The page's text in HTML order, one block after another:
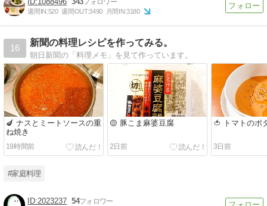
週間IN:520 週間OUT:3490 月間IN:3180
16
新聞の料理レシピを作ってみる。
朝日新聞の「料理メモ」を見て作っています。
🍆 ナスとミートソースの重
ね焼き
19時間前
🟡 豚こま麻婆豆腐
2日前
🍅 トマトのポ
3日前
#家庭料理
2023237 54